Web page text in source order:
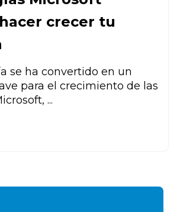
crecer tu
se ha convertido en un
para el crecimiento de las
...